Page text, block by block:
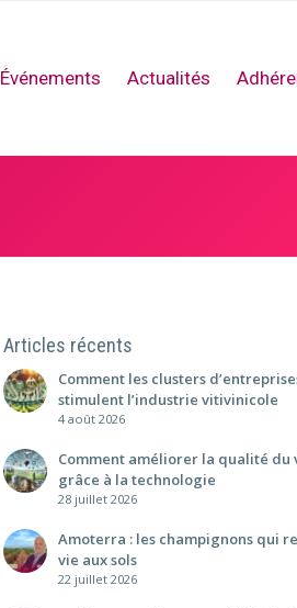
Événements Actualités
Articles récents
Comment les clusters
stimulent l’industrie vitivinicole
4 août 2026
Comment améliorer la qualité du
grâce à la technologie
28 juillet 2026
Amoterra : les champignons qui
vie aux sols
22 juillet 2026